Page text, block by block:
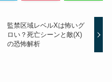
監禁区域レベルXは怖いグ
ロい？死亡シーンと敵(X)
の恐怖解析